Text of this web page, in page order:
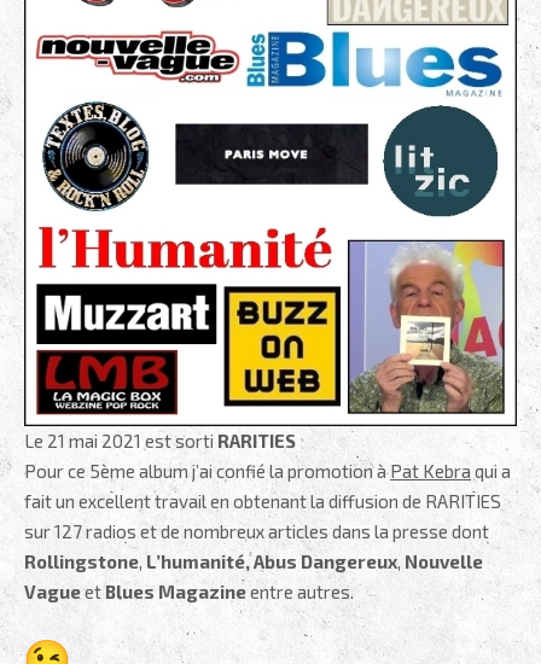
Le 21 mai 2021 est sorti RARITIES
Pour ce 5ème album j’ai confié la promotion àPat Kebra qui a
fait un excellent travail en obtenant la diffusion de RARITIES
sur 127 radios et de nombreux articles dans la presse dont
Rollingstone, L’humanité,Abus Dangereux, Nouvelle
Vagueet Blues Magazineentre autres.